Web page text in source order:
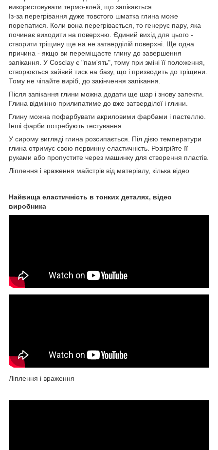
використовувати термо-клей, що запікається.
Із-за перегрівання дуже товстого шматка глина може
порепатися. Коли вона перегрівається, то генерує пару, яка
починає виходити на поверхню. Єдиний вихід для цього -
створити тріщину ще на не затверділій поверхні. Ще одна
причина - якщо ви переміщаєте глину до завершення
запікання. У Cosclay є "пам'ять", тому при зміні її положення,
створюється зайвий тиск на базу, що і призводить до тріщини.
Тому не чіпайте виріб, до закінчення запікання.
Після запікання глини можна додати ще шар і знову запекти.
Глина відмінно прилипатиме до вже затверділої і глини.
Глину можна пофарбувати акриловими фарбами і пастеллю.
Інші фарби потребують тестування.
У сирому вигляді глина розсипається. Піл дією температури
глина отримує свою первинну еластичність. Розігрійте її
руками або пропустите через машинку для створення пластів.
Ліплення і враження майстрів від матеріалу, кілька відео
Найвища еластичність в тонких деталях, відео
виробника
Ліплення і враження